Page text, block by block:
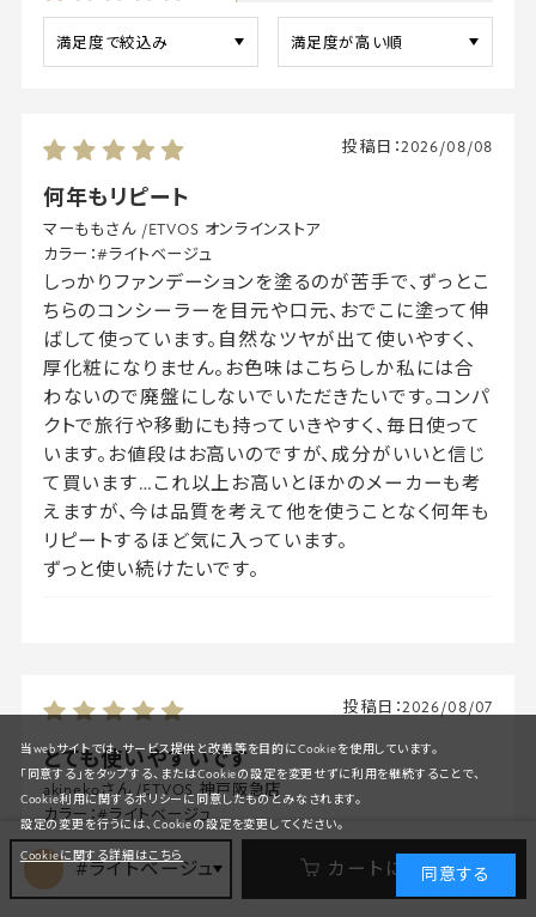
#ライトベージュ カートに入れる
何年もリピート
投稿日：2026/08/08
マーももさん /ETVOS オンラインストア
カラー：#ライトベージュ
しっかりファンデーションを塗るのが苦手で、ずっとこ
ちらのコンシーラーを目元や口元、おでこに塗って伸
ばして使っています。自然なツヤが出て使いやすく、
厚化粧になりません。お色味はこちらしか私には合
わないので廃盤にしないでいただきたいです。コンパ
クトで旅行や移動にも持っていきやすく、毎日使って
います。お値段はお高いのですが、成分がいいと信じ
て買います…これ以上お高いとほかのメーカーも考
えますが、今は品質を考えて他を使うことなく何年も
リピートするほど気に入っています。
ずっと使い続けたいです。
とても使いやすいです
投稿日：2026/08/07
akinekoさん /ETVOS 神戸阪急店
カラー：#ライトベージュ
同時購入したスペリアオイルを指先につけておいて
こちらのコンシーラーと混ぜて使用しています
混ぜるととても伸びがよくなり乾燥しにくくなるので
当webサイトでは、サービス提供と改善等を目的にCookieを使用しています。
「同意する」をタップする、またはCookieの設定を変更せずに利用を継続することで、
Cookie利用に関するポリシーに同意したものとみなされます。
設定の変更を行うには、Cookieの設定を変更してください。
Cookieに関する詳細はこちら
同意する